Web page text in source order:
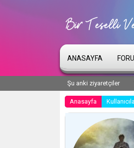
ANASAYFA
Şu anki ziyaretçiler
Anasayfa